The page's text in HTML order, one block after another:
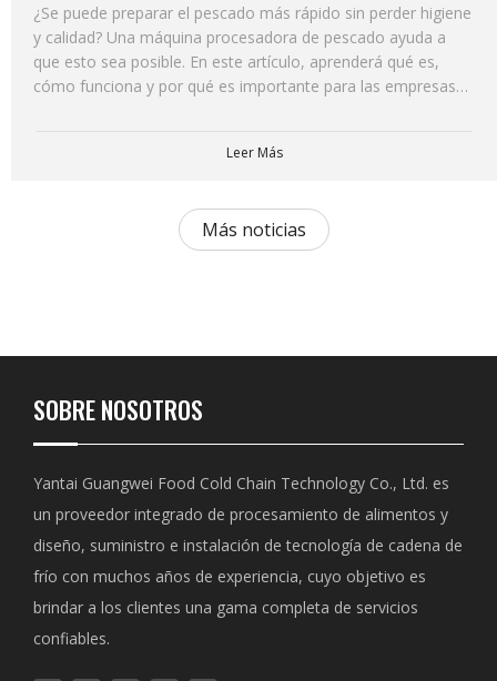
¿Se puede preparar el pescado más rápido sin perder higiene
y calidad? Una máquina procesadora de pescado ayuda a
que esto sea posible. En este artículo, aprenderá qué es,
cómo funciona y por qué es importante para las empresas
Leer Más
Más noticias
SOBRE NOSOTROS
Yantai Guangwei Food Cold Chain Technology Co., Ltd. es
un proveedor integrado de procesamiento de alimentos y
diseño, suministro e instalación de tecnología de cadena de
frío con muchos años de experiencia, cuyo objetivo es
brindar a los clientes una gama completa de servicios
confiables.